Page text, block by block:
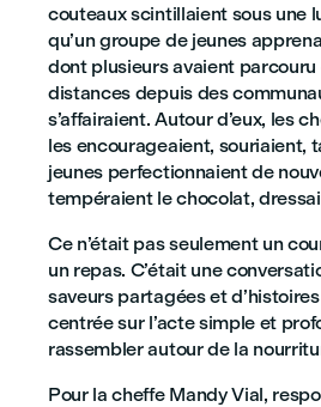
couteaux scintillaient sous une
qu’un groupe de jeunes
dont plusieurs avaient parcouru
distances depuis des
s’affairaient. Autour d’eux, les
les encourageaient, souriaient,
jeunes perfectionnaient de
tempéraient le chocolat,
Ce n’était pas seulement un
un repas. C’était une
saveurs partagées et
centrée sur l’acte simple et
rassembler autour de la
Pour la cheffe Mandy Vial,